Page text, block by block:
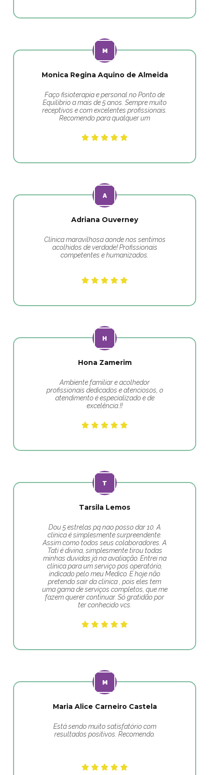
Monica Regina Aquino de Almeida
Faço fisioterapia e personal no Ponto de
Equilibrio a mais de 5 anos. Sempre muito
receptivos e com excelentes profissionais.
Recomendo para qualquer um
Adriana Ouverney
Clínica maravilhosa aonde nos sentimos
acolhidos de verdade! Profissionais
competentes e humanizados.
Hona Zamerim
Ambiente familiar e acolhedor
profissionais dedicados e atenciosos, o
atendimento é especializado e de
excelência.!!
Tarsila Lemos
Dou 5 estrelas pq nao posso dar 10. A
clinica é simplesmente surpreendente.
Assim como todos seus colaboradores. A
Tati é divina, simplesmente tirou todas
minhas duvidas já na avaliação. Entrei na
clínica para um serviço pos operatório,
indicado pelo meu Medico. E hoje não
pretendo sair da clinica , pois eles tem
uma gama de serviços completos, que me
fazem querer continuar. Só gratidão por
ter conhecido vcs.
Maria Alice Carneiro Castela
Está sendo muito satisfatório com
resultados positivos. Recomendo.